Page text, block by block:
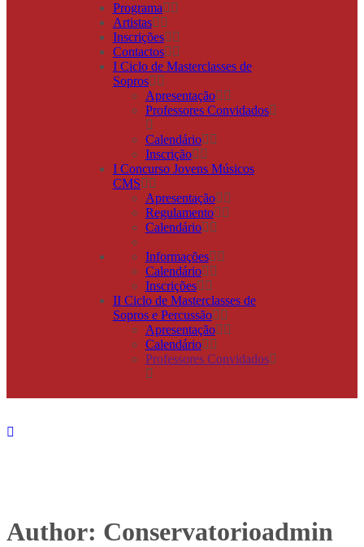
Programa
Artistas
Inscrições
Contactos
I Ciclo de Masterclasses de
Sopros
Apresentação
Professores Convidados
Calendário
Inscrição
I Concurso Jovens Músicos
CMS
Apresentação
Regulamento
Calendário
Informações
Calendário
Inscrições
II Ciclo de Masterclasses de
Sopros e Percussão
Apresentação
Calendário
Professores Convidados
Author: Conservatorioadmin